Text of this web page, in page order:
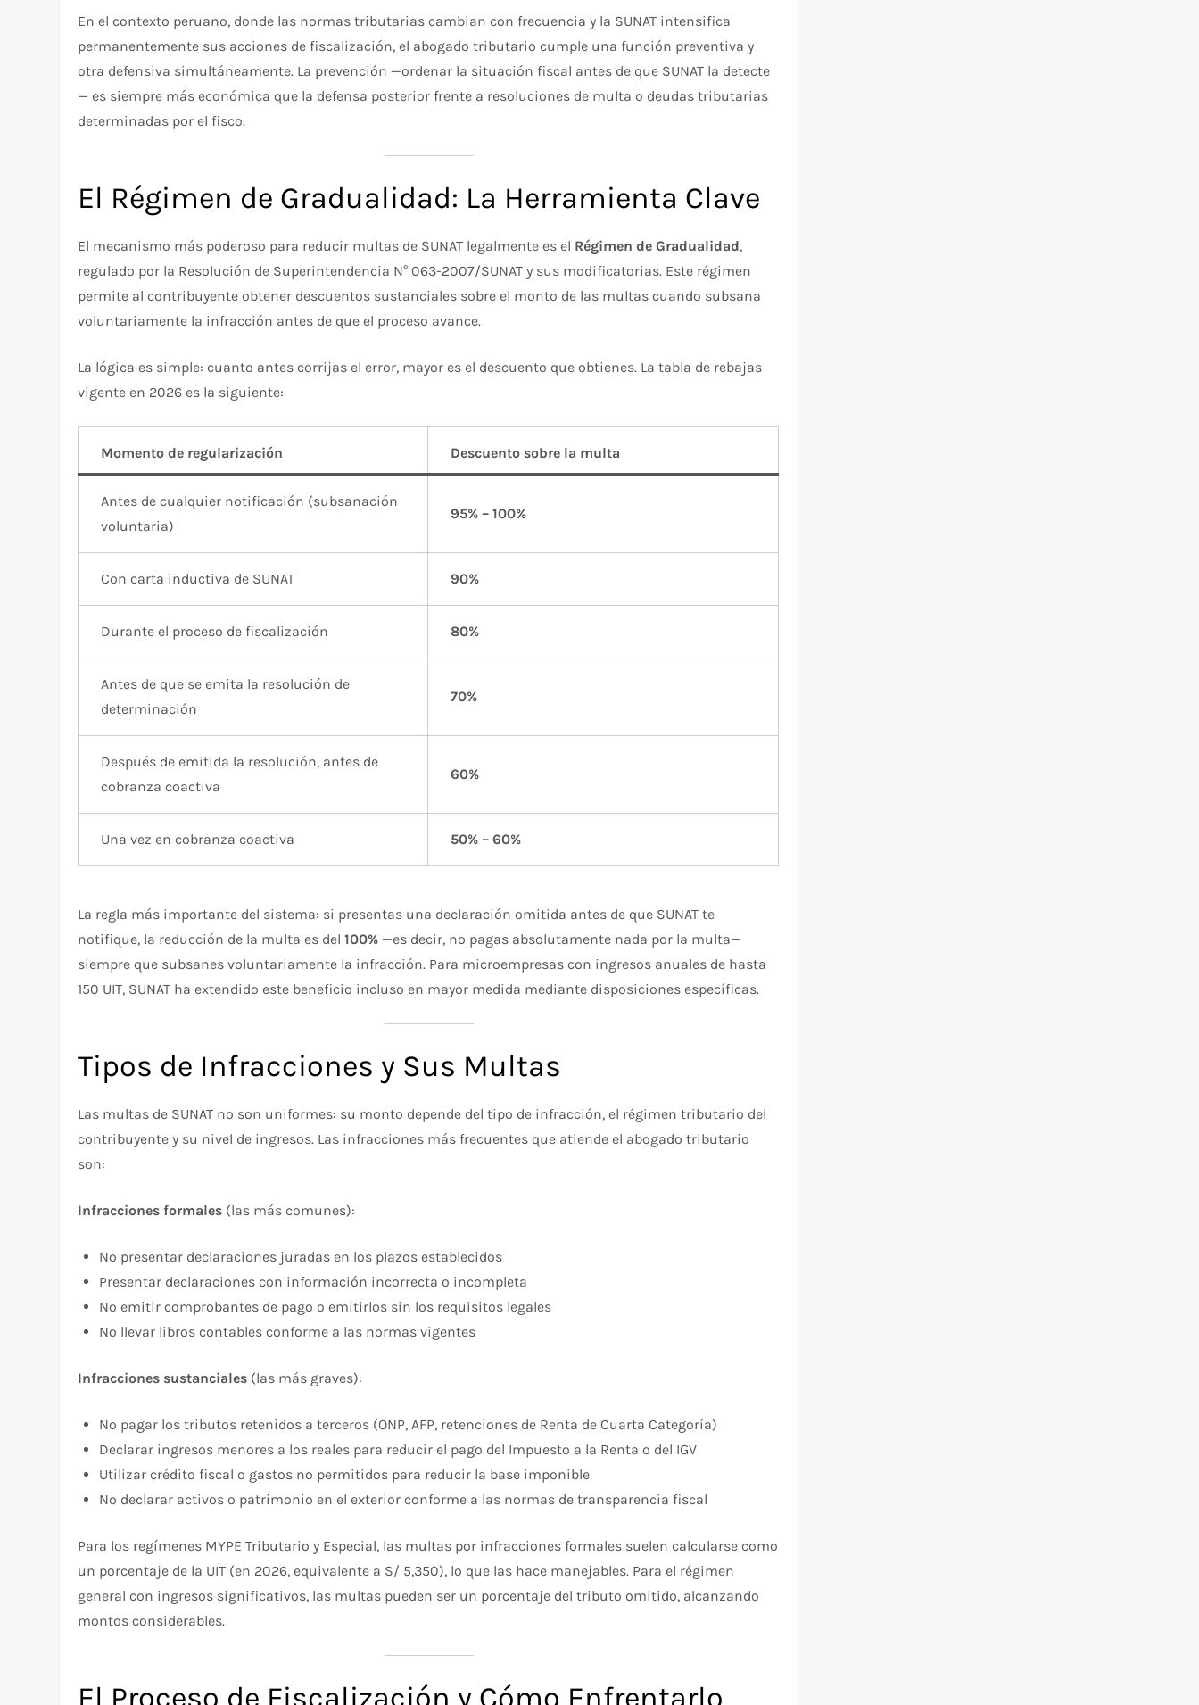
En el contexto peruano, donde las normas tributarias cambian con frecuencia y la SUNAT intensifica
permanentemente sus acciones de fiscalización, el abogado tributario cumple una función preventiva y
otra defensiva simultáneamente. La prevención —ordenar la situación fiscal antes de que SUNAT la detecte
— es siempre más económica que la defensa posterior frente a resoluciones de multa o deudas tributarias
determinadas por el fisco.
El Régimen de Gradualidad: La Herramienta Clave
El mecanismo más poderoso para reducir multas de SUNAT legalmente es el Régimen de Gradualidad,
regulado por la Resolución de Superintendencia N° 063-2007/SUNAT y sus modificatorias. Este régimen
permite al contribuyente obtener descuentos sustanciales sobre el monto de las multas cuando subsana
voluntariamente la infracción antes de que el proceso avance.
La lógica es simple: cuanto antes corrijas el error, mayor es el descuento que obtienes. La tabla de rebajas
vigente en 2026 es la siguiente:
Momento de regularización Descuento sobre la multa
Antes de cualquier notificación (subsanación
voluntaria)
95% – 100%
Con carta inductiva de SUNAT 90%
Durante el proceso de fiscalización 80%
Antes de que se emita la resolución de
determinación
70%
Después de emitida la resolución, antes de
cobranza coactiva
60%
Una vez en cobranza coactiva 50% – 60%
La regla más importante del sistema: si presentas una declaración omitida antes de que SUNAT te
notifique, la reducción de la multa es del100% —es decir, no pagas absolutamente nada por la multa—
siempre que subsanes voluntariamente la infracción. Para microempresas con ingresos anuales de hasta
150 UIT, SUNAT ha extendido este beneficio incluso en mayor medida mediante disposiciones específicas.
Tipos de Infracciones y Sus Multas
Las multas de SUNAT no son uniformes: su monto depende del tipo de infracción, el régimen tributario del
contribuyente y su nivel de ingresos. Las infracciones más frecuentes que atiende el abogado tributario
son:
Infracciones formales (las más comunes):
No presentar declaraciones juradas en los plazos establecidos
Presentar declaraciones con información incorrecta o incompleta
No emitir comprobantes de pago o emitirlos sin los requisitos legales
No llevar libros contables conforme a las normas vigentes
Infracciones sustanciales (las más graves):
No pagar los tributos retenidos a terceros (ONP, AFP, retenciones de Renta de Cuarta Categoría)
Declarar ingresos menores a los reales para reducir el pago del Impuesto a la Renta o del IGV
Utilizar crédito fiscal o gastos no permitidos para reducir la base imponible
No declarar activos o patrimonio en el exterior conforme a las normas de transparencia fiscal
Para los regímenes MYPE Tributario y Especial, las multas por infracciones formales suelen calcularse como
un porcentaje de la UIT (en 2026, equivalente a S/ 5,350), lo que las hace manejables. Para el régimen
general con ingresos significativos, las multas pueden ser un porcentaje del tributo omitido, alcanzando
montos considerables.